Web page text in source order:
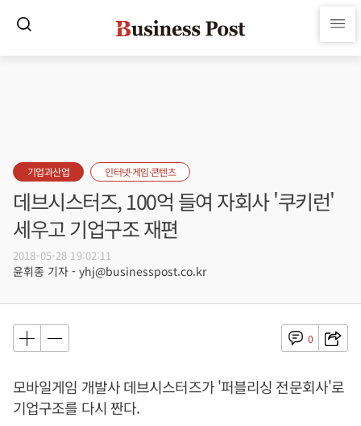
기업과산업 인터넷·게임·콘텐츠
데브시스터즈, 100억 들여 자회사 '쿠키런'
세우고 기업구조 재편
2018-05-28 19:02:11
윤휘종 기자 - yhj@businesspost.co.kr
0
모바일게임 개발사 데브시스터즈가 '퍼블리싱 전문회사'로
기업구조를 다시 짠다.